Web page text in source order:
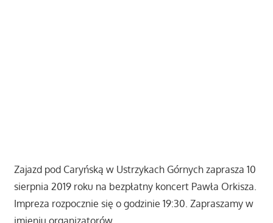
Zajazd pod Caryńską w Ustrzykach Górnych zaprasza 10
sierpnia 2019 roku na bezpłatny koncert Pawła Orkisza.
Impreza rozpocznie się o godzinie 19:30. Zapraszamy w
imieniu organizatorów.